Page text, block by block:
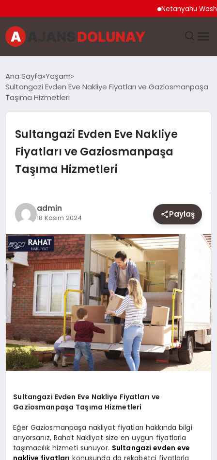
Netanyahu
EĞITIM
GÜNCEL
SAĞLIK
SIYASET
SPOR
YAŞAM
Ana Sayfa Yaşam
Sultangazi Evden Eve Nakliye Fiyatları ve Gaziosmanpaşa
Taşıma Hizmetleri
Sultangazi Evden Eve Nakliye
Fiyatları ve Gaziosmanpaşa
Taşıma Hizmetleri
admin
18 Kasım 2024 Paylaş
Sultangazi Evden Eve Nakliye Fiyatları ve
Gaziosmanpaşa Taşıma Hizmetleri
Eğer Gaziosmanpaşa nakliyat fiyatları hakkında bilgi
arıyorsanız, Rahat Nakliyat size en uygun fiyatlarla
taşımacılık hizmeti sunuyor. Sultangazi evden eve
nakliye fiyatları konusunda da rekabetçi fiyatlarla